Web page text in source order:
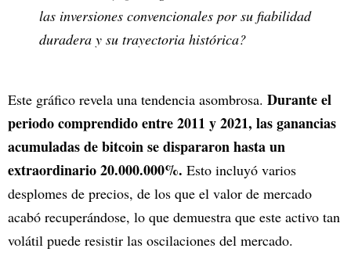
las inversiones convencionales por su fiabilidad
duradera y su trayectoria histórica?
Este gráfico revela una tendencia asombrosa. Durante el
periodo comprendido entre 2011 y 2021, las ganancias
acumuladas de bitcoin se dispararon hasta un
extraordinario 20.000.000%. Esto incluyó varios
desplomes de precios, de los que el valor de mercado
acabó recuperándose, lo que demuestra que este activo tan
volátil puede resistir las oscilaciones del mercado.